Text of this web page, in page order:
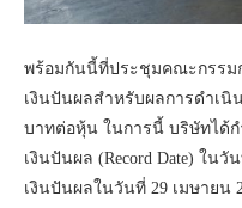
พร้อมกันนี้ที่ประชุมคณะกรรม
เงินปันผลสำหรับผลการดำเนิ
บาทต่อหุ้น ในการนี้ บริษัทได้
เงินปันผล (Record Date) ใน
เงินปันผลในวันที่ 29 เมษายน